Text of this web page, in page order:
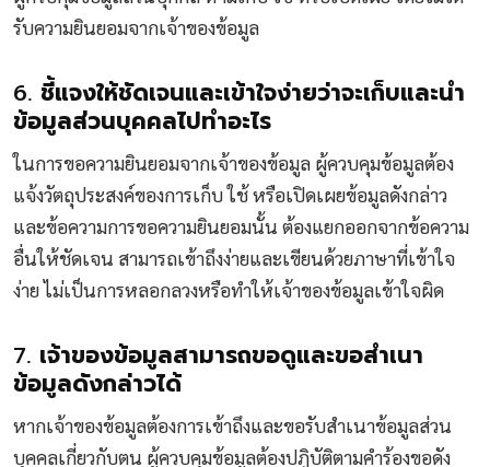
รับความยินยอมจากเจ้าของข้อมูล
6. ชี้แจงให้ชัดเจนและเข้าใจง่ายว่าจะเก็บและนำ
ข้อมูลส่วนบุคคลไปทำอะไร
ในการขอความยินยอมจากเจ้าของข้อมูล ผู้ควบคุมข้อมูลต้อง
แจ้งวัตถุประสงค์ของการเก็บ ใช้ หรือเปิดเผยข้อมูลดังกล่าว
และข้อความการขอความยินยอมนั้น ต้องแยกออกจากข้อความ
อื่นให้ชัดเจน สามารถเข้าถึงง่ายและเขียนด้วยภาษาที่เข้าใจ
ง่าย ไม่เป็นการหลอกลวงหรือทำให้เจ้าของข้อมูลเข้าใจผิด
7. เจ้าของข้อมูลสามารถขอดูและขอสำเนา
ข้อมูลดังกล่าวได้
หากเจ้าของข้อมูลต้องการเข้าถึงและขอรับสำเนาข้อมูลส่วน
บุคคลเกี่ยวกับตน ผู้ควบคุมข้อมูลต้องปฎิบัติตามคำร้องขอดัง